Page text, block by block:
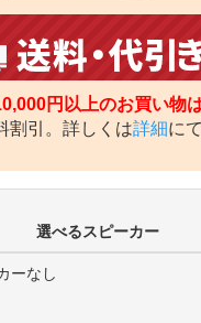
円以上のお買い物
割引。詳しくは詳細に
選べるスピーカー
ーなし